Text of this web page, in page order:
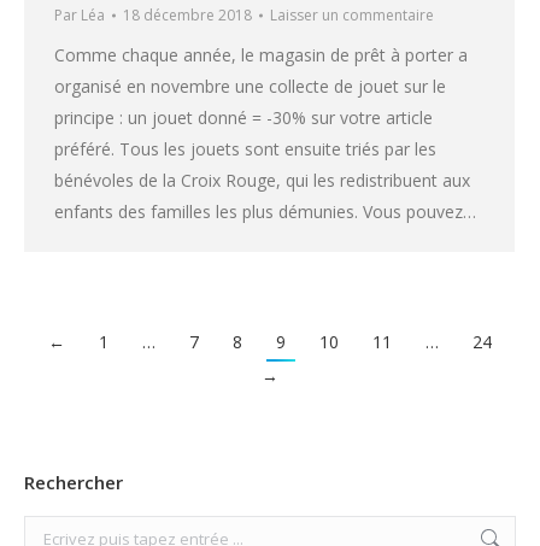
Par Léa 18 décembre 2018 Laisser un commentaire
Comme chaque année, le magasin de prêt à porter a
organisé en novembre une collecte de jouet sur le
principe : un jouet donné = -30% sur votre article
préféré. Tous les jouets sont ensuite triés par les
bénévoles de la Croix Rouge, qui les redistribuent aux
enfants des familles les plus démunies. Vous pouvez…
← 1 … 7 8 9 10 11 …
24
→
Rechercher
Search: